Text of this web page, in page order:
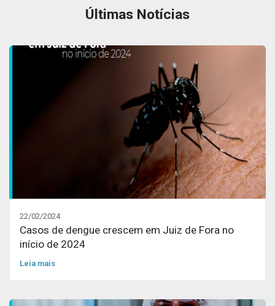
Últimas Notícias
22/02/2024
Casos de dengue crescem em Juiz de Fora no
início de 2024
Leia mais